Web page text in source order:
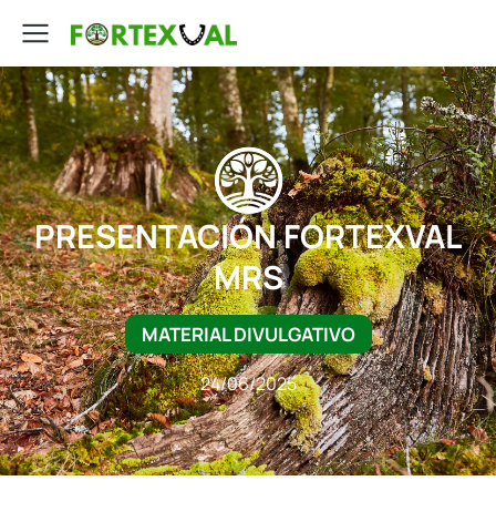
PRESENTACIÓN FORTEXVAL
MRS
MATERIAL DIVULGATIVO
24/06/2025